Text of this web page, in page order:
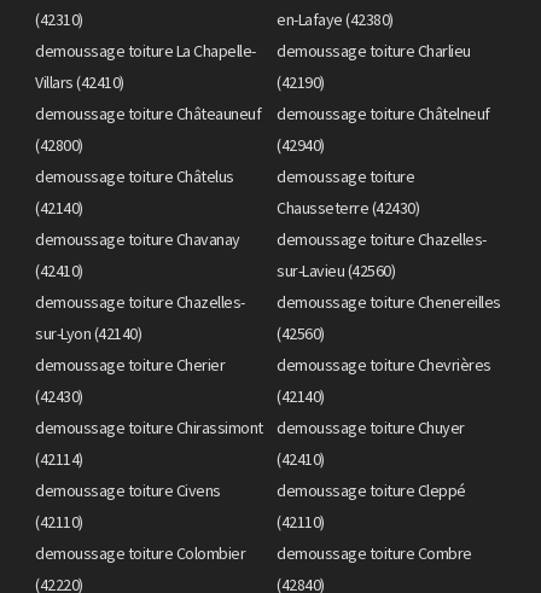
(42310)
en-Lafaye (42380)
demoussage toiture La Chapelle-
Villars (42410)
demoussage toiture Charlieu
(42190)
demoussage toiture Châteauneuf
(42800)
demoussage toiture Châtelneuf
(42940)
demoussage toiture Châtelus
(42140)
demoussage toiture
Chausseterre (42430)
demoussage toiture Chavanay
(42410)
demoussage toiture Chazelles-
sur-Lavieu (42560)
demoussage toiture Chazelles-
sur-Lyon (42140)
demoussage toiture Chenereilles
(42560)
demoussage toiture Cherier
(42430)
demoussage toiture Chevrières
(42140)
demoussage toiture Chirassimont
(42114)
demoussage toiture Chuyer
(42410)
demoussage toiture Civens
(42110)
demoussage toiture Cleppé
(42110)
demoussage toiture Colombier
(42220)
demoussage toiture Combre
(42840)